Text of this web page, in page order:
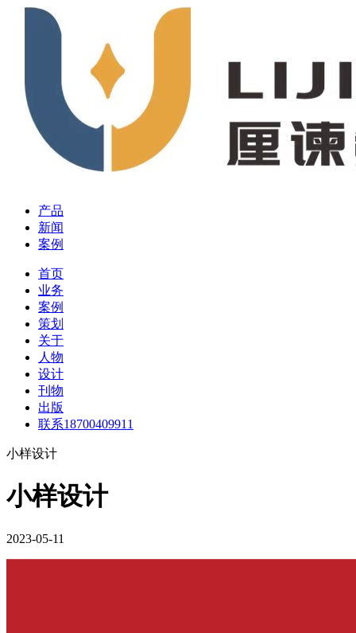
产品
新闻
案例
首页
业务
案例
策划
关于
人物
设计
刊物
出版
联系18700409911
小样设计
小样设计
2023-05-11